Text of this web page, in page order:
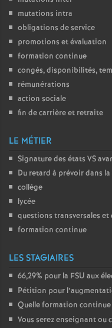
mutations intra
obligations de service
promotions et évaluation
formation continue
congés, disponibilités,
rémunérations
action sociale
fin de carrière et retraite
LE MÉTIER
Signature des états VS
Du retard à prévoir dans
collège
lycée
questions transversales et
formation continue
LES STAGIAIRES
66,29% pour la FSU aux
Pétition pour
Quelle formation
Vous serez enseignant ou